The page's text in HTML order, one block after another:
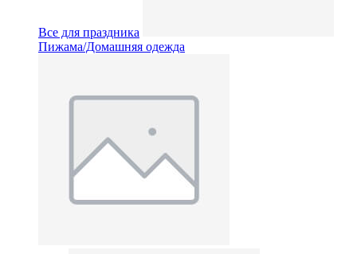
Все для праздника
Пижама/Домашняя одежда